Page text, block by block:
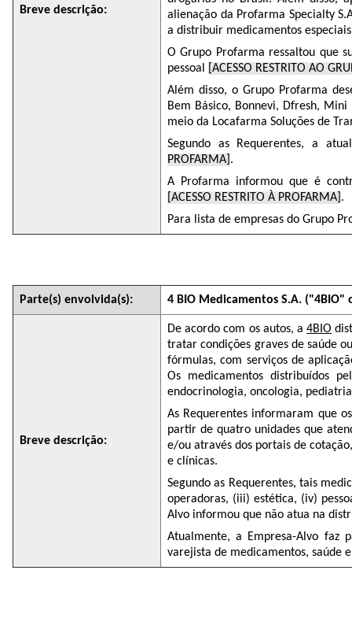
Breve descrição:
alienação da Profarma Specialty
a distribuir medicamentos
O Grupo Profarma ressaltou que
pessoal
[ACESSO RESTRITO AO
Além disso, o Grupo Profarma
Bem Básico, Bonnevi, Dfresh,
meio da Locafarma Soluções de
Segundo as Requerentes, a
PROFARMA] .
A Profarma informou que é
[ACESSO RESTRITO À PROFARMA] .
Para lista de empresas do Grupo
Parte(s) envolvida(s): 4 BIO Medicamentos S.A. ("4BIO"
Breve descrição:
De acordo com os autos, a4BIO
tratar condições graves de saúde
fórmulas, com serviços de
Os medicamentos distribuídos
endocrinologia, oncologia,
As Requerentes informaram que
partir de quatro unidades que
e/ou através dos portais de
e clínicas.
Segundo as Requerentes, tais
operadoras, (iii) estética, (iv)
Alvo informou que não atua na
Atualmente, a Empresa-Alvo faz
varejista de medicamentos, saúde